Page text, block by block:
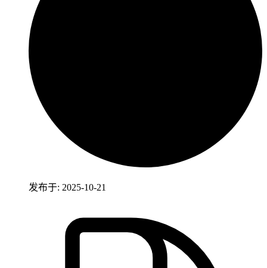
发布于: 2025-10-21